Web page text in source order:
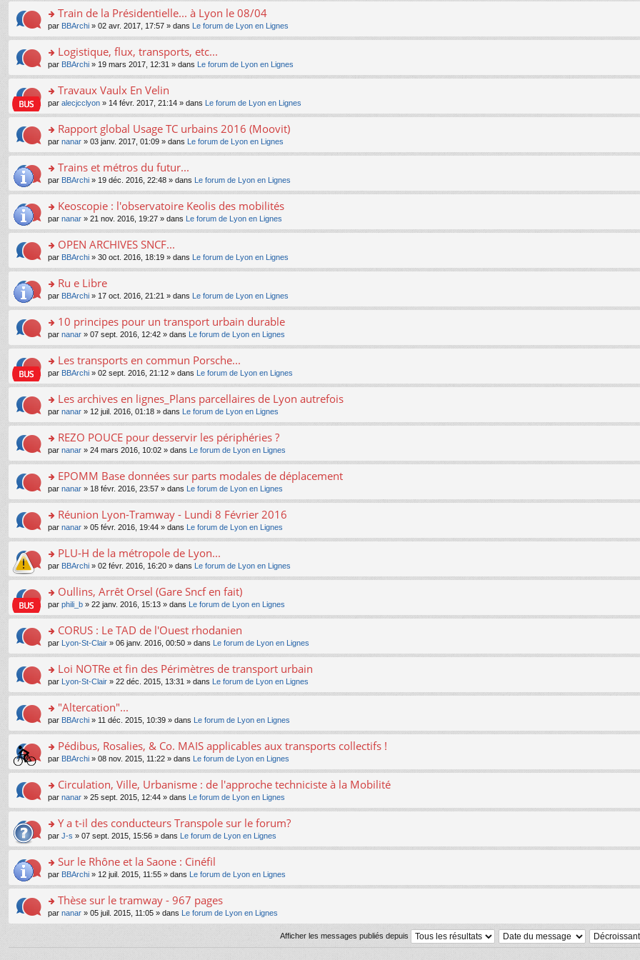
e
nt
s
ré
c
e
nt
le
pl
u
s
ré
c
e
nt
n
n
le
pl
u
s
ré
c
e
nt
a
g
e
n
n
le
pl
u
s
ré
c
e
nt
le
m
e
s
a
g
e
n
n
le
pl
u
s
ré
c
e
nt
s
ult
er
le
m
e
s
a
g
e
n
n
le
pl
u
s
ré
c
e
nt
o
n
s
ult
er
le
m
e
s
a
g
e
n
n
le
pl
u
s
ré
c
e
nt
Train de la Présidentielle... à Lyon le 08/04
par BBArchi » 02 avr. 2017, 17:57 » dans Le forum de Lyon en Lignes
o
n
s
ult
er
le
m
e
s
a
g
e
n
n
le
pl
u
s
ré
c
e
nt
Logistique, flux, transports, etc...
par BBArchi » 19 mars 2017, 12:31 » dans Le forum de Lyon en Lignes
o
n
s
ult
er
le
m
e
s
a
g
e
n
n
le
pl
u
s
ré
c
e
nt
Travaux Vaulx En Velin
par alecjcclyon » 14 févr. 2017, 21:14 » dans Le forum de Lyon en Lignes
o
n
s
ult
er
le
m
e
s
a
g
e
n
n
le
pl
u
s
ré
c
e
nt
Rapport global Usage TC urbains 2016 (Moovit)
par nanar » 03 janv. 2017, 01:09 » dans Le forum de Lyon en Lignes
o
n
s
ult
er
le
m
e
s
a
g
e
n
n
le
pl
u
s
ré
c
e
nt
Trains et métros du futur...
par BBArchi » 19 déc. 2016, 22:48 » dans Le forum de Lyon en Lignes
o
n
s
ult
er
le
m
e
s
a
g
e
n
n
le
pl
u
s
ré
c
e
nt
Keoscopie : l'observatoire Keolis des mobilités
par nanar » 21 nov. 2016, 19:27 » dans Le forum de Lyon en Lignes
o
n
s
ult
er
le
m
e
s
a
g
e
n
n
le
pl
u
s
ré
c
e
nt
OPEN ARCHIVES SNCF...
par BBArchi » 30 oct. 2016, 18:19 » dans Le forum de Lyon en Lignes
o
n
s
ult
er
le
m
e
s
a
g
e
n
n
le
pl
u
s
ré
c
e
nt
Ru e Libre
par BBArchi » 17 oct. 2016, 21:21 » dans Le forum de Lyon en Lignes
o
n
s
ult
er
le
m
e
s
a
g
e
n
n
le
pl
u
s
ré
c
e
nt
10 principes pour un transport urbain durable
par nanar » 07 sept. 2016, 12:42 » dans Le forum de Lyon en Lignes
o
n
s
ult
er
le
m
e
s
a
g
e
n
n
le
pl
u
s
ré
c
e
nt
Les transports en commun Porsche...
par BBArchi » 02 sept. 2016, 21:12 » dans Le forum de Lyon en Lignes
o
n
s
ult
er
le
m
e
s
a
g
e
n
n
le
pl
u
s
ré
c
e
nt
Les archives en lignes_Plans parcellaires de Lyon autrefois
par nanar » 12 juil. 2016, 01:18 » dans Le forum de Lyon en Lignes
o
n
s
ult
er
le
m
e
s
a
g
e
n
n
le
pl
u
s
ré
c
e
nt
REZO POUCE pour desservir les périphéries ?
par nanar » 24 mars 2016, 10:02 » dans Le forum de Lyon en Lignes
o
n
s
ult
er
le
m
e
s
a
g
e
n
n
le
pl
u
s
ré
c
e
nt
EPOMM Base données sur parts modales de déplacement
par nanar » 18 févr. 2016, 23:57 » dans Le forum de Lyon en Lignes
o
n
s
ult
er
le
m
e
s
a
g
e
n
n
le
pl
u
s
ré
c
e
nt
Réunion Lyon-Tramway - Lundi 8 Février 2016
par nanar » 05 févr. 2016, 19:44 » dans Le forum de Lyon en Lignes
o
n
s
ult
er
le
m
e
s
a
g
e
n
n
le
pl
u
s
ré
c
e
nt
PLU-H de la métropole de Lyon...
par BBArchi » 02 févr. 2016, 16:20 » dans Le forum de Lyon en Lignes
o
n
s
ult
er
le
m
e
s
a
g
e
n
n
le
pl
u
s
ré
c
e
nt
Oullins, Arrêt Orsel (Gare Sncf en fait)
par phili_b » 22 janv. 2016, 15:13 » dans Le forum de Lyon en Lignes
o
n
s
ult
er
le
m
e
s
a
g
e
n
n
le
pl
u
s
ré
c
e
nt
CORUS : Le TAD de l'Ouest rhodanien
par Lyon-St-Clair » 06 janv. 2016, 00:50 » dans Le forum de Lyon en Lignes
o
n
s
ult
er
le
m
e
s
a
g
e
n
n
le
pl
u
s
ré
c
Loi NOTRe et fin des Périmètres de transport urbain
par Lyon-St-Clair » 22 déc. 2015, 13:31 » dans Le forum de Lyon en Lignes
o
n
s
ult
er
le
m
e
s
a
g
e
n
n
le
pl
u
ré
"Altercation"...
par BBArchi » 11 déc. 2015, 10:39 » dans Le forum de Lyon en Lignes
o
n
s
ult
er
le
m
e
s
a
g
e
n
n
Pédibus, Rosalies, & Co. MAIS applicables aux transports collectifs !
par BBArchi » 08 nov. 2015, 11:22 » dans Le forum de Lyon en Lignes
o
n
s
ult
er
le
m
e
s
a
g
e
o
Circulation, Ville, Urbanisme : de l'approche techniciste à la Mobilité
par nanar » 25 sept. 2015, 12:44 » dans Le forum de Lyon en Lignes
o
n
s
ult
er
le
m
e
s
Y a t-il des conducteurs Transpole sur le forum?
par J-s » 07 sept. 2015, 15:56 » dans Le forum de Lyon en Lignes
o
n
s
ult
er
e
Sur le Rhône et la Saone : Cinéfil
par BBArchi » 12 juil. 2015, 11:55 » dans Le forum de Lyon en Lignes
o
n
ult
Thèse sur le tramway - 967 pages
par nanar » 05 juil. 2015, 11:05 » dans Le forum de Lyon en Lignes
Afficher les messages publiés depuis